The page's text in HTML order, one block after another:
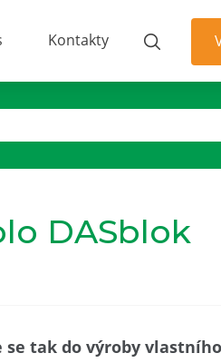
Kontakty
DASblok
tak do výroby